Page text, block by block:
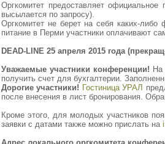
Оргкомитет предоставляет
высылается по запросу).
Оргкомитет не берет на себя каких-
питание в Перми участники оплачивают
DEAD-LINE 25 апреля 2015 года
Уважаемые участники конференции! На
получить счет для бухгалтерии.
Дорогие участники! Гостиница УРАЛ
после внесения в лист бронирования.
Кроме этого, для молодых участников
заявки с датами также можно прислать на